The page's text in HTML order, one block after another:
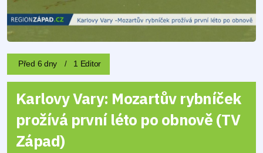
Před 6 dny 1 Editor
Karlovy Vary: Mozartův rybníček
prožívá první léto po obnově (TV
Západ)